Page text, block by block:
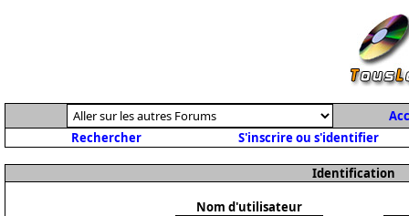
Rechercher
S'inscrire ou s'identifier
Identification
Nom d'utilisateur